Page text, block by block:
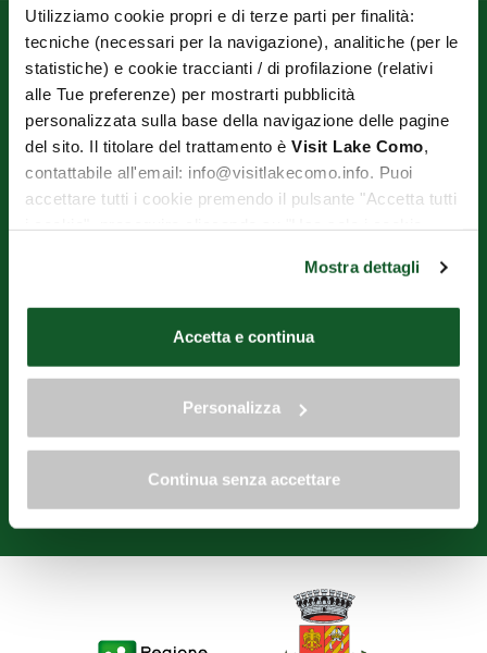
Utilizziamo cookie propri e di terze parti per finalità:
tecniche (necessari per la navigazione), analitiche (per le
statistiche) e cookie traccianti / di profilazione (relativi
alle Tue preferenze) per mostrarti pubblicità
personalizzata sulla base della navigazione delle pagine
del sito. Il titolare del trattamento è Visit Lake Como,
contattabile all'email: info@visitlakecomo.info. Puoi
accettare tutti i cookie premendo il pulsante "Accetta tutti
"Personalizza". Al fine di revocare il consenso prestato e
visualizzare le informazioni complete sul trattamento dei
"gestione cookie"
cookie.
Mostra dettagli
Accetta e continua
Personalizza
Continua senza accettare
OPERATORI TURISTICI DI VARENNA E PERLEDO ENTE DEL
TERZO SETTORE
Website financed entirely by the Lombardy Region under the
"Commercial districts call for proposals for urban territorial economic